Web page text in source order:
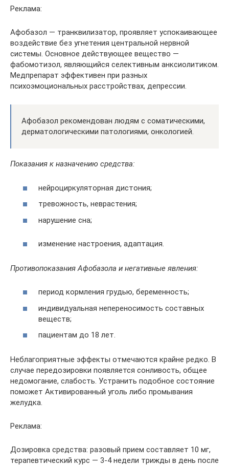
Реклама:
Афобазол — транквилизатор, проявляет успокаивающее
воздействие без угнетения центральной нервной
системы. Основное действующее вещество —
фабомотизол, являющийся селективным анксиолитиком.
Медпрепарат эффективен при разных
психоэмоциональных расстройствах, депрессии.
Афобазол рекомендован людям с соматическими,
дерматологическими патологиями, онкологией.
Показания к назначению средства:
нейроциркуляторная дистония;
тревожность, неврастения;
нарушение сна;
изменение настроения, адаптация.
Противопоказания Афобазола и негативные явления:
период кормления грудью, беременность;
индивидуальная непереносимость составных
веществ;
пациентам до 18 лет.
Неблагоприятные эффекты отмечаются крайне редко. В
случае передозировки появляется сонливость, общее
недомогание, слабость. Устранить подобное состояние
поможет Активированный уголь либо промывания
желудка.
Реклама:
Дозировка средства: разовый прием составляет 10 мг,
терапевтический курс — 3-4 недели трижды в день после